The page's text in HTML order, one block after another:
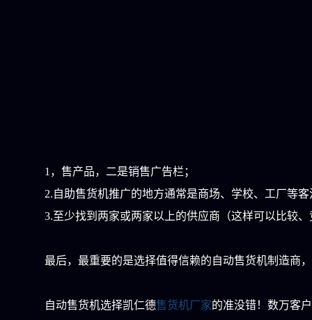
1，售产品，二是销售广告栏；
2.自助售货机推广的地方通常是商场、学校、工厂等
3.至少找到两家或两家以上的供应商（这样可以比较
最后，最重要的是选择值得信赖的自动售货机制造商
自动售货机选择凯仁德售货机厂家的准没错！数万客